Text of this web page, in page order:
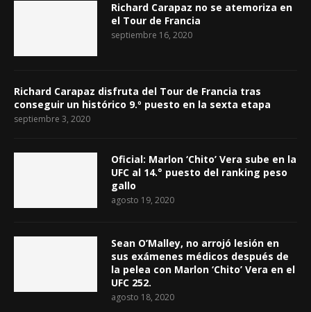
Richard Carapaz no se atemoriza en
el Tour de Francia
septiembre 16, 2020
Richard Carapaz disfruta del Tour de Francia tras
conseguir un histórico 9.º puesto en la sexta etapa
septiembre 3, 2020
Oficial: Marlon ‘Chito’ Vera sube en la
UFC al 14.° puesto del ranking peso
gallo
agosto 19, 2020
Sean O’Malley, no arrojó lesión en
sus exámenes médicos después de
la pelea con Marlon ‘Chito’ Vera en el
UFC 252.
agosto 18, 2020